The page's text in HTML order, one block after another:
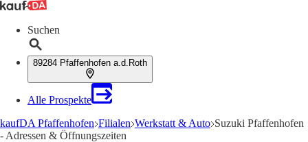
Suchen
89284 Pfaffenhofen a.d.Roth
Alle Prospekte
kaufDA Pfaffenhofen Filialen Werkstatt & Auto Suzuki Pfaffenhofen
- Adressen & Öffnungszeiten